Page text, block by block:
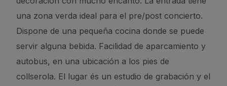
una zona verda ideal para el pre/post concierto.
Dispone de una pequeña cocina donde se puede
servir alguna bebida. Facilidad de aparcamiento y
autobus, en una ubicación a los pies de
collserola. El lugar és un estudio de grabación y el